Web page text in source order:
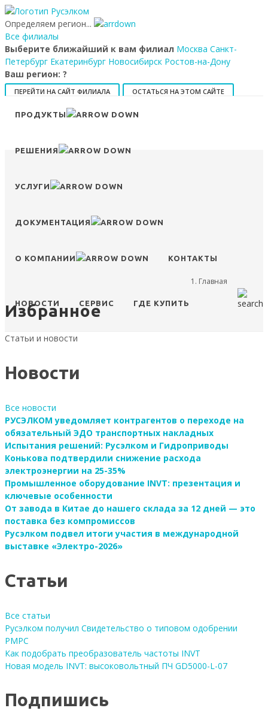
Определяем регион...
Все филиалы
Выберите ближайший к вам филиал Москва Санкт-
Петербург Екатеринбург Новосибирск Ростов-на-Дону
Ваш регион: ?
ПЕРЕЙТИ НА САЙТ ФИЛИАЛА ОСТАТЬСЯ НА ЭТОМ САЙТЕ
Конфигуратор
ПРОДУКТЫ
РЕШЕНИЯ
УСЛУГИ
ДОКУМЕНТАЦИЯ
О КОМПАНИИ КОНТАКТЫ
НОВОСТИ СЕРВИС ГДЕ КУПИТЬ
Главная
Избранное
Статьи и новости
Новости
Все новости
РУСЭЛКОМ уведомляет контрагентов о переходе на
обязательный ЭДО транспортных накладных
Испытания решений: Русэлком и Гидроприводы
Конькова подтвердили снижение расхода
электроэнергии на 25-35%
Промышленное оборудование INVT: презентация и
ключевые особенности
От завода в Китае до нашего склада за 12 дней — это
поставка без компромиссов
Русэлком подвел итоги участия в международной
выставке «Электро-2026»
Статьи
Все статьи
Русэлком получил Свидетельство о типовом одобрении
РМРС
Как подобрать преобразователь частоты INVT
Новая модель INVT: высоковольтный ПЧ GD5000-L-07
Подпишись